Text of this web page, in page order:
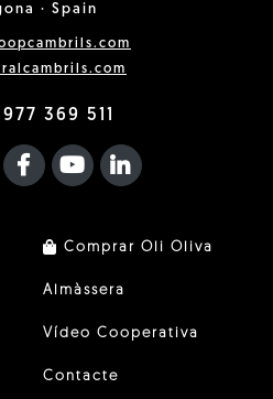
· Spain
369 511
TWITTER
FACEBOOK F
YOUTUBEFA LINKEDIN
Comprar Oli Oliva
Almàssera
Vídeo Cooperativa
Contacte